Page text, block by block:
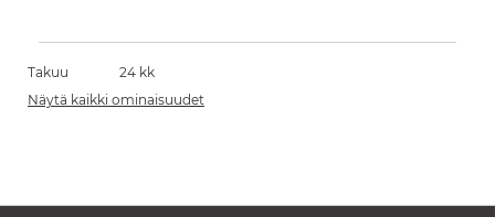
Takuu
24 kk
Näytä kaikki ominaisuudet